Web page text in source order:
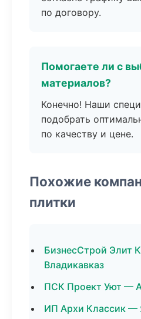
по договору.
Помогаете ли с
материалов?
Конечно! Наши
подобрать
по качеству и цене.
Похожие
плитки
БизнесСтрой Элит
Владикавказ
ПСК Проект Уют —
ИП Архи Классик —